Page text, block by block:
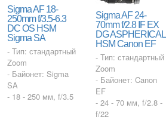
Sigma AF 18-
250mm f/3.5-6.3
DC OS HSM
Sigma SA
- Тип: стандартный
Zoom
- Байонет: Sigma
SA
- 18 - 250 мм, f/3.5
Sigma AF 24-
70mm f/2.8 IF EX
DG ASPHERICAL
HSM Canon EF
- Тип: стандартный
Zoom
- Байонет: Canon
EF
- 24 - 70 мм, f/2.8 -
f/22